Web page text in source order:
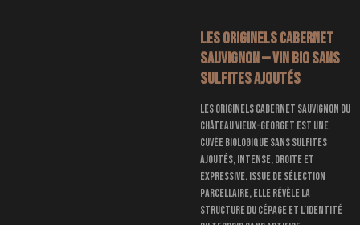
Les Originels Cabernet
Sauvignon — Vin bio sans
sulfites ajoutés
Les Originels Cabernet Sauvignon du
Château Vieux-Georget est une
cuvée biologique sans sulfites
ajoutés, intense, droite et
expressive. Issue de sélection
parcellaire, elle révèle la
structure du cépage et l’identité